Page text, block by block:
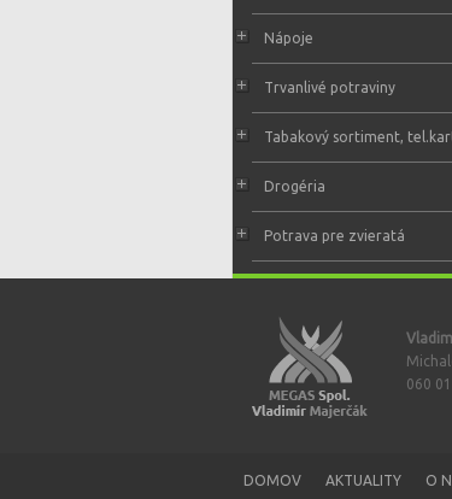
Nápoje
Trvanlivé potraviny
Tabakový sortiment,
Drogéria
Potrava pre zvieratá
060
DOMOV AKTUALITY O